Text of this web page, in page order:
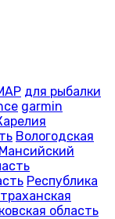
для рыбалки
garmin
Вологодская
Республика
область